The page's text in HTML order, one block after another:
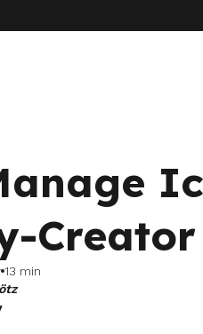
13 min